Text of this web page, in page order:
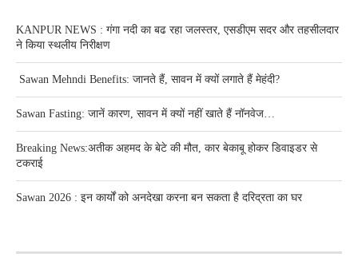
KANPUR NEWS : गंगा नदी का बढ रहा जलस्तर, एसडीएम सदर और तहसीलदार
ने किया स्थलीय निरीक्षण
Sawan Mehndi Benefits: जानते हैं, सावन में क्यों लगाते हैं मेहंदी?
Sawan Fasting: जानें कारण, सावन में क्यों नहीं खाते हैं नॉनवेज…
Breaking News:अतीक अहमद के बेटे की मौत, कार बेकाबू होकर डिवाइडर से
टकराई
Sawan 2026 : इन कार्यों को अनदेखा करना बन सकता है दरिद्रता का घर